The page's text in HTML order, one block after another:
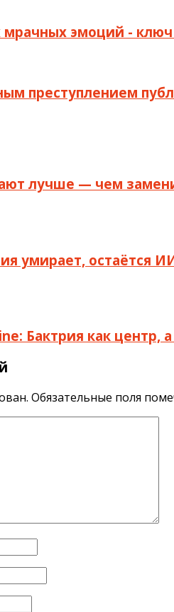
эмоций -
преступлением
лучше — чем
умирает, остаётся
Бактрия как центр,
Обязательные поля